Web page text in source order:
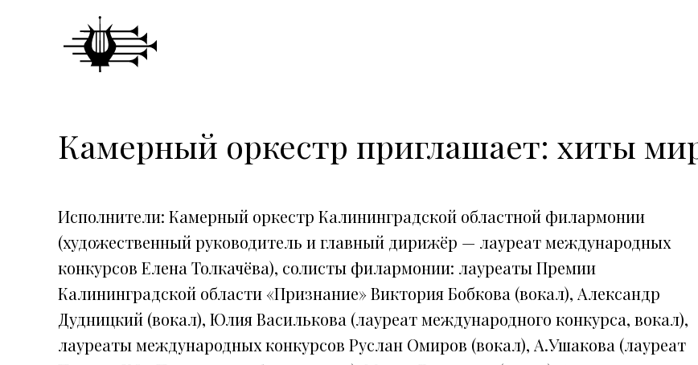
Камерный оркестр приглашает: хиты
Исполнители: Камерный оркестр Калининградской областной филармонии
(художественный руководитель и главный дирижёр — лауреат международных
конкурсов Елена Толкачёва), солисты филармонии: лауреаты Премии
Калининградской области «Признание» Виктория Бобкова (вокал), Александр
Дудницкий (вокал), Юлия Василькова (лауреат международного конкурса, вокал),
лауреаты международных конкурсов Руслан Омиров (вокал), А.Ушакова (лауреат